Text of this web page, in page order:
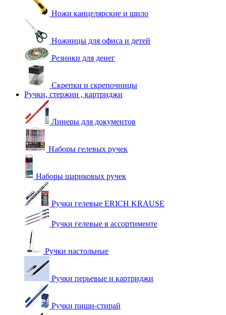
Ножи канцелярские и шило
Ножницы для офиса и детей
Резинки для денег
Скрепки и скрепочницы
Ручки, стержни , картриджи
Линеры для документов
Наборы гелевых ручек
Наборы шариковых ручек
Ручки гелевые ERICH KRAUSE
Ручки гелевые в ассортименте
Ручки настольные
Ручки перьевые и картриджи
Ручки пиши-стирай